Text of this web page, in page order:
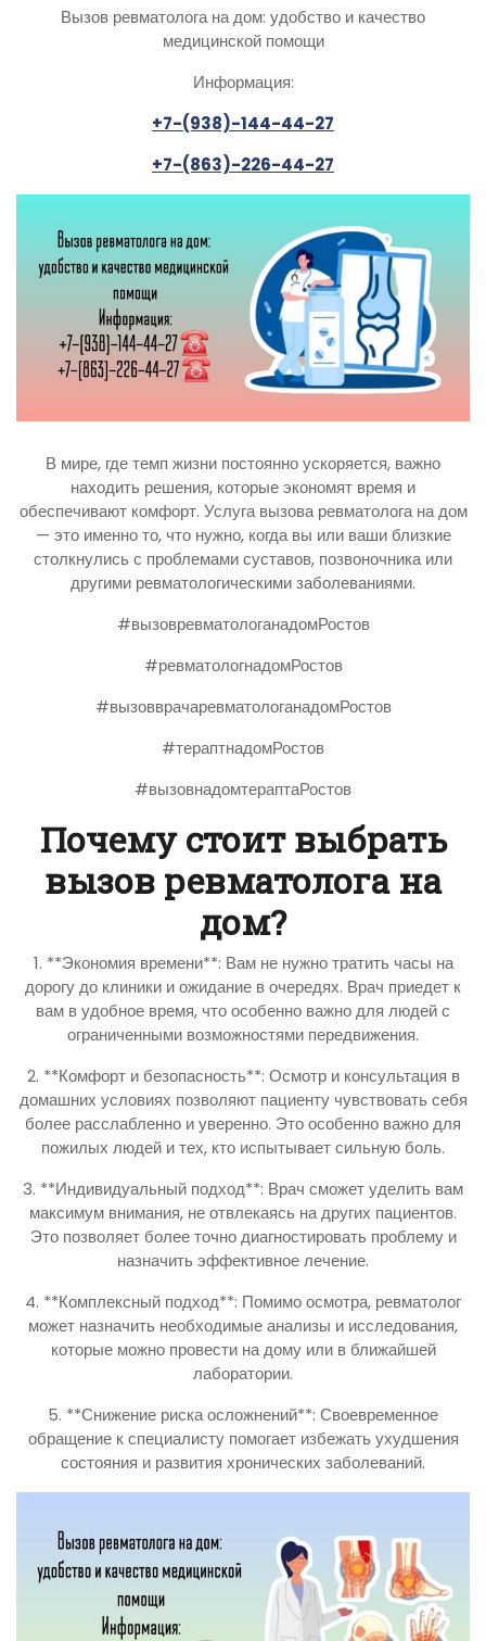
Вызов ревматолога на дом: удобство и качество
медицинской помощи
Информация:
+7-(938)-144-44-27
+7-(863)-226-44-27
В мире, где темп жизни постоянно ускоряется, важно
находить решения, которые экономят время и
обеспечивают комфорт. Услуга вызова ревматолога на дом
— это именно то, что нужно, когда вы или ваши близкие
столкнулись с проблемами суставов, позвоночника или
другими ревматологическими заболеваниями.
#вызовревматологанадомРостов
#ревматологнадомРостов
#вызовврачаревматологанадомРостов
#тераптнадомРостов
#вызовнадомтераптаРостов
Почему стоит выбрать
вызов ревматолога на
дом?
1. **Экономия времени**: Вам не нужно тратить часы на
дорогу до клиники и ожидание в очередях. Врач приедет к
вам в удобное время, что особенно важно для людей с
ограниченными возможностями передвижения.
2. **Комфорт и безопасность**: Осмотр и консультация в
домашних условиях позволяют пациенту чувствовать себя
более расслабленно и уверенно. Это особенно важно для
пожилых людей и тех, кто испытывает сильную боль.
3. **Индивидуальный подход**: Врач сможет уделить вам
максимум внимания, не отвлекаясь на других пациентов.
Это позволяет более точно диагностировать проблему и
назначить эффективное лечение.
4. **Комплексный подход**: Помимо осмотра, ревматолог
может назначить необходимые анализы и исследования,
которые можно провести на дому или в ближайшей
лаборатории.
5. **Снижение риска осложнений**: Своевременное
обращение к специалисту помогает избежать ухудшения
состояния и развития хронических заболеваний.